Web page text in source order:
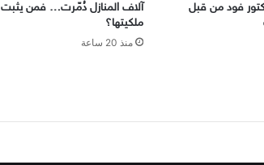
فود من قبل
آلاف المنازل دُمّرت… فمن يثبت
ملكيتها؟
منذ 20 ساعة